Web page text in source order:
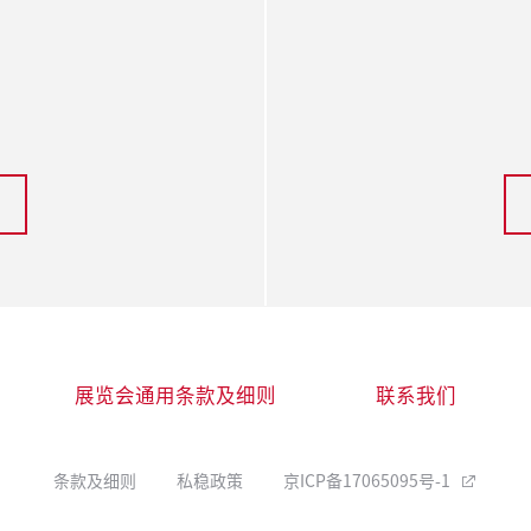
展览会通用条款及细则 联系我们
条款及细则 私稳政策 京ICP备17065095号-1